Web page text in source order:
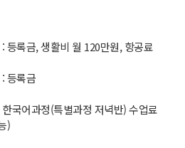
록금, 생활비 월 120만원, 항공료
등록금
국어과정(특별과정 저녁반) 수업료
)